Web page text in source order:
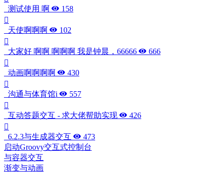
测试使用 啊 158
天使啊啊啊 102
大家好 啊啊 啊啊啊 我是钟晨，66666 666
动画啊啊啊啊 430
沟通与体育馆i 557
互动答题交互 - 求大佬帮助实现 426
6.2.3与生成器交互
473
启动Groovy交互式控制台
与容器交互
渐变与动画